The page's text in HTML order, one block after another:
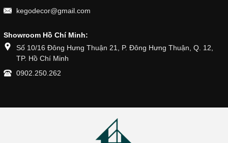
kegodecor@gmail.com
Showroom Hồ Chí Minh:
Số 10/16 Đông Hưng Thuận 21, P. Đông Hưng Thuận, Q. 12,
TP. Hồ Chí Minh
0902.250.262